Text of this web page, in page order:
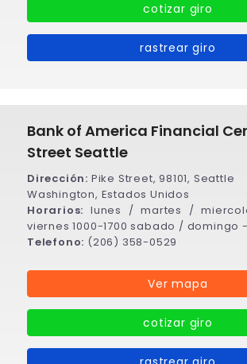
cotizar giro
rastrear giro
Bank of America Financial
Street Seattle
Dirección: Pike Street, 98101, Seattle
Washington, Estados Unidos
Horarios: lunes / martes /
viernes 1000-1700 sabado / domingo -
Telefono: (206) 358-0529
Ver mapa
cotizar giro